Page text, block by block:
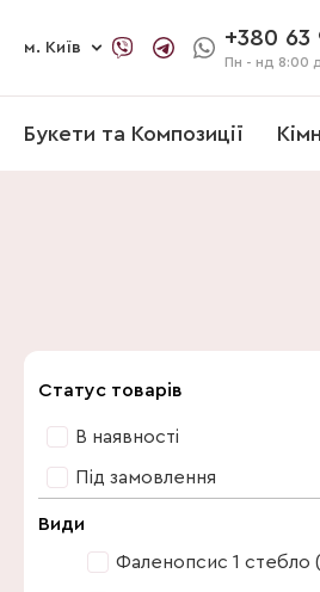
м. Київ +380 63
Пн - нд 8:00
Букети та Композиції
Статус товарів
В наявності
Під замовлення
Види
Фаленопсис 1 стебло